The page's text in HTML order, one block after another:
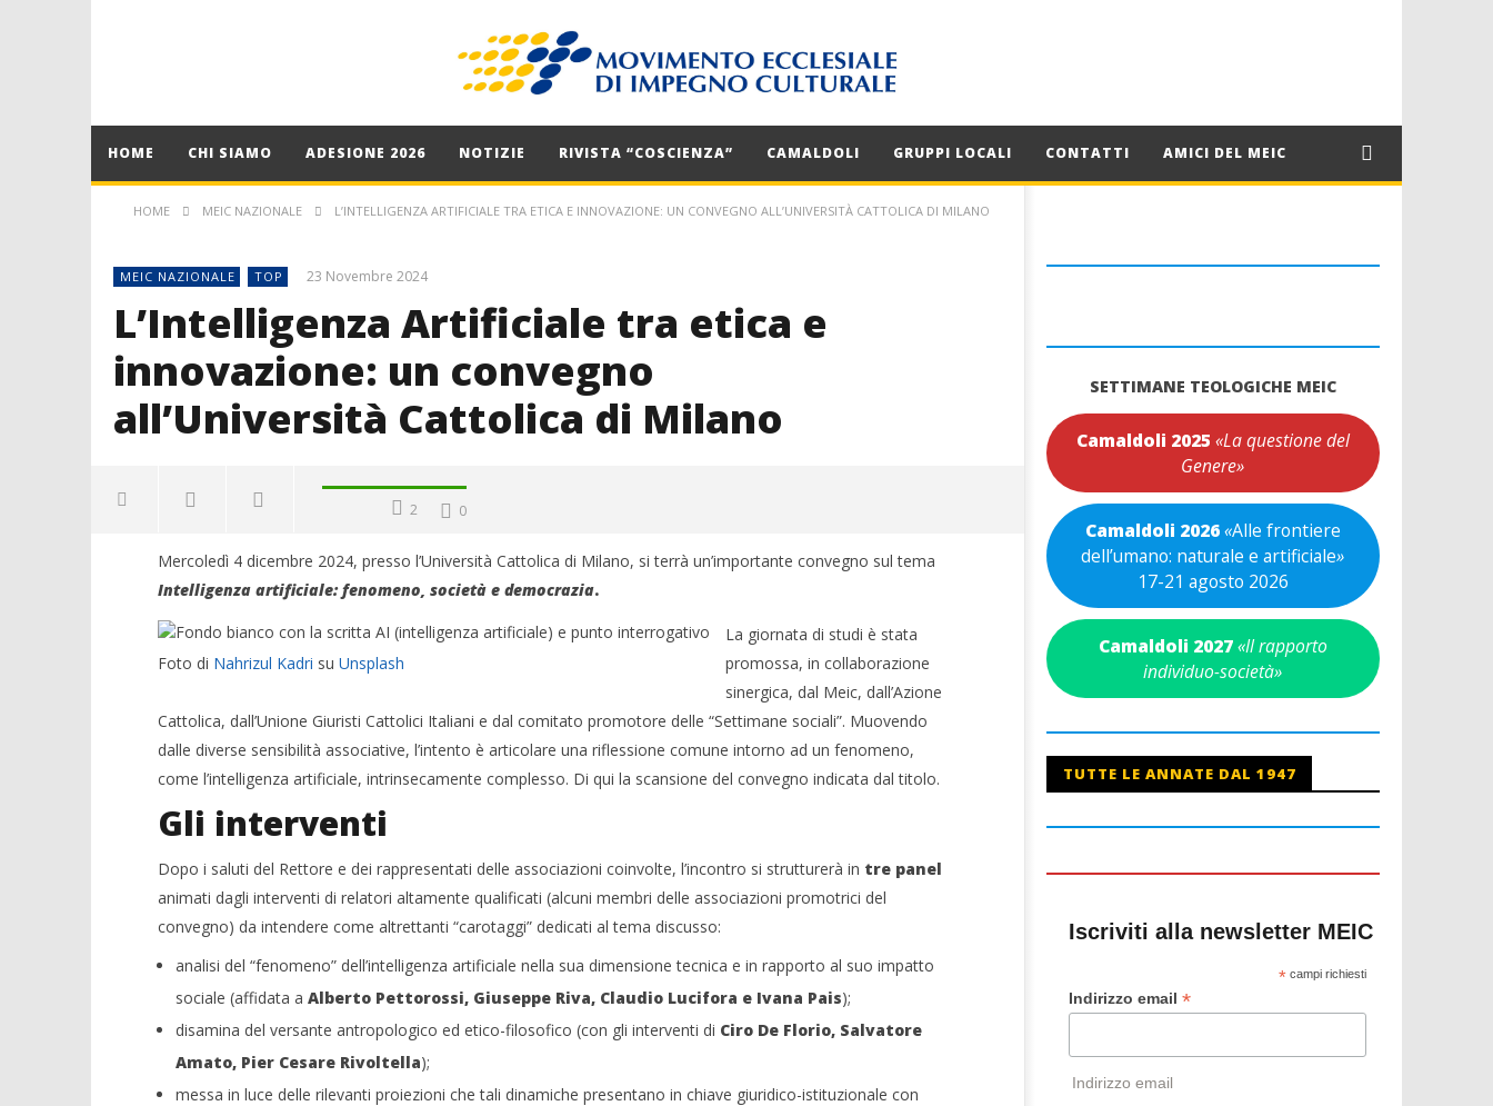
HOME CHI SIAMO ADESIONE 2026 NOTIZIE RIVISTA “COSCIENZA” CAMALDOLI GRUPPI LOCALI CONTATTI AMICI DEL MEIC
HOME MEIC NAZIONALE L’INTELLIGENZA ARTIFICIALE TRA ETICA E INNOVAZIONE: UN CONVEGNO ALL’UNIVERSITÀ CATTOLICA DI MILANO
MEIC NAZIONALE TOP 23 Novembre 2024
L’Intelligenza Artificiale tra etica e
innovazione: un convegno
all’Università Cattolica di Milano
2 0
Mercoledì 4 dicembre 2024, presso l’Università Cattolica di Milano, si terrà un’importante convegno sul tema
Intelligenza artificiale: fenomeno, società e democrazia.
Foto di Nahrizul Kadri su Unsplash
La giornata di studi è stata
promossa, in collaborazione
sinergica, dal Meic, dall’Azione
Cattolica, dall’Unione Giuristi Cattolici Italiani e dal comitato promotore delle “Settimane sociali”. Muovendo
dalle diverse sensibilità associative, l’intento è articolare una riflessione comune intorno ad un fenomeno,
come l’intelligenza artificiale, intrinsecamente complesso. Di qui la scansione del convegno indicata dal titolo.
Gli interventi
Dopo i saluti del Rettore e dei rappresentati delle associazioni coinvolte, l’incontro si strutturerà in tre panel
animati dagli interventi di relatori altamente qualificati (alcuni membri delle associazioni promotrici del
convegno) da intendere come altrettanti “carotaggi” dedicati al tema discusso:
analisi del “fenomeno” dell’intelligenza artificiale nella sua dimensione tecnica e in rapporto al suo impatto
sociale (affidata a Alberto Pettorossi, Giuseppe Riva, Claudio Lucifora e Ivana Pais);
disamina del versante antropologico ed etico-filosofico (con gli interventi di Ciro De Florio, Salvatore
Amato, Pier Cesare Rivoltella);
messa in luce delle rilevanti proiezioni che tali dinamiche presentano in chiave giuridico-istituzionale con
SETTIMANE TEOLOGICHE MEIC
Camaldoli 2025 «La questione del
Genere»
Camaldoli 2026«Alle frontiere
dell’umano: naturale e artificiale»
17-21 agosto 2026
Camaldoli 2027 «Il rapporto
individuo-società»
TUTTE LE ANNATE DAL 1947
Iscriviti alla newsletter MEIC
* campi richiesti
Indirizzo email *
Indirizzo email